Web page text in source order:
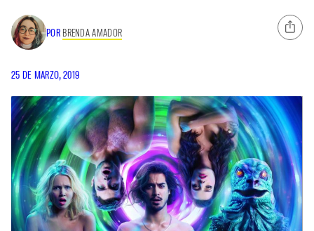
POR BRENDA AMADOR
25 DE MARZO, 2019